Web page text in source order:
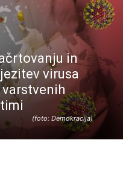
(foto: Demokracija)
in
virusa
varstvenih